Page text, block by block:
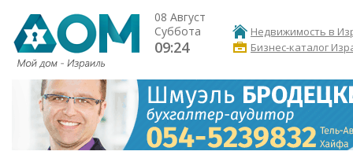
08 Август
Суббота
09:24
Недвижимость в
Бизнес-каталог